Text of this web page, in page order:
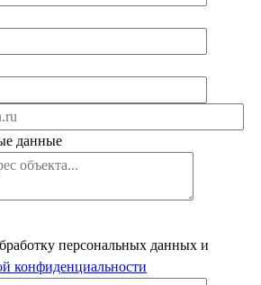
данные
персональных данных и
конфиденциальности